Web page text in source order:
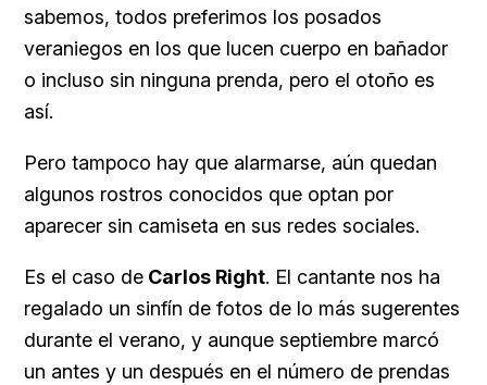
sabemos, todos preferimos los posados
veraniegos en los que lucen cuerpo en bañador
o incluso sin ninguna prenda, pero el otoño es
así.
Pero tampoco hay que alarmarse, aún quedan
algunos rostros conocidos que optan por
aparecer sin camiseta en sus redes sociales.
Es el caso de Carlos Right. El cantante nos ha
regalado un sinfín de fotos de lo más sugerentes
durante el verano, y aunque septiembre marcó
un antes y un después en el número de prendas